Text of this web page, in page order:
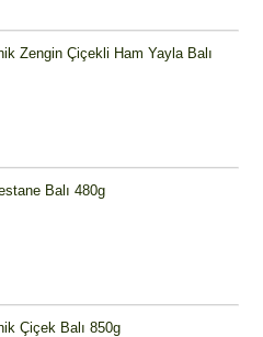
Zengin Çiçekli Ham Yayla Balı
Balı 480g
Çiçek Balı 850g